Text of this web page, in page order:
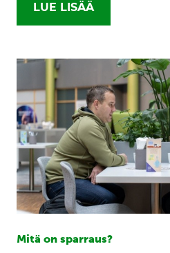
LUE LISÄÄ
Mitä on sparraus?